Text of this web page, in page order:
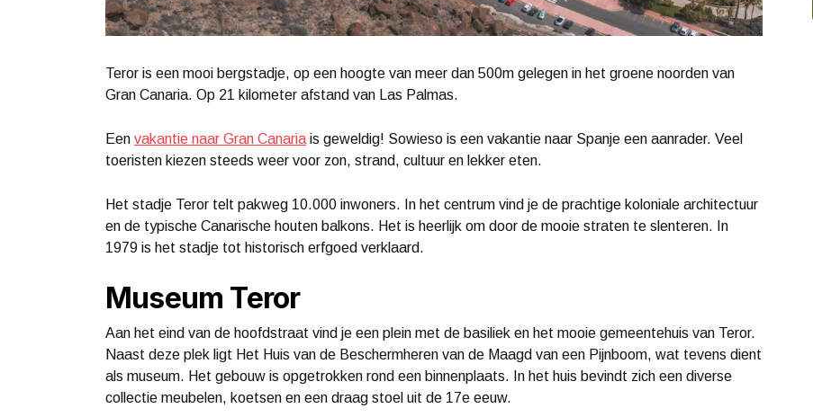
Teror is een mooi bergstadje, op een hoogte van meer dan 500m gelegen in het groene noorden van
Gran Canaria. Op 21 kilometer afstand van Las Palmas.
Een vakantie naar Gran Canaria is geweldig! Sowieso is een vakantie naar Spanje een aanrader. Veel
toeristen kiezen steeds weer voor zon, strand, cultuur en lekker eten.
Het stadje Teror telt pakweg 10.000 inwoners. In het centrum vind je de prachtige koloniale architectuur
en de typische Canarische houten balkons. Het is heerlijk om door de mooie straten te slenteren. In
1979 is het stadje tot historisch erfgoed verklaard.
Museum Teror
Aan het eind van de hoofdstraat vind je een plein met de basiliek en het mooie gemeentehuis van Teror.
Naast deze plek ligt Het Huis van de Beschermheren van de Maagd van een Pijnboom, wat tevens dient
als museum. Het gebouw is opgetrokken rond een binnenplaats. In het huis bevindt zich een diverse
collectie meubelen, koetsen en een draag stoel uit de 17e eeuw.